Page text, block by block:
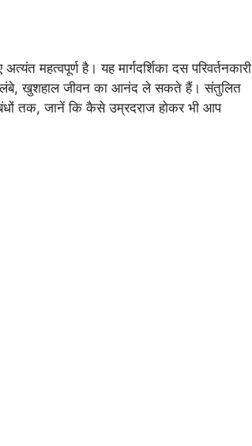
महत्वपूर्ण है। यह मार्गदर्शिका दस परिवर्तनकारी
लंबे, खुशहाल जीवन का आनंद ले सकते हैं। संतुलित
तक, जानें कि कैसे उम्रदराज होकर भी आप